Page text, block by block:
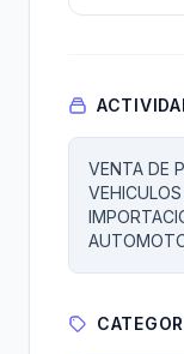
VENTA DE